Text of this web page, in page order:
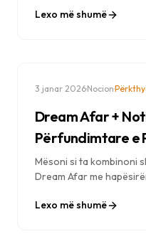
qëndruar të
Lexo më shumë
3 janar 2026·Nocion·
Dream Afar +
Përfundimtare e
vitin 2026
Mësoni si ta kombinoni
Dream Afar me
rrit fokusin, gjurmon
Lexo më shumë